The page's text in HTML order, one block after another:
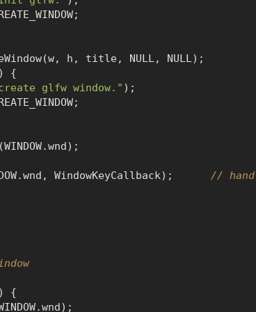
h, title,
NULL, NULL);
{
glfw window." );
WindowKeyCallback);
//
{